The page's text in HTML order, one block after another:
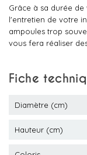
Grâce à sa durée
l'entretien de votre
ampoules trop
vous fera réaliser
Fiche
Diamètre (cm)
Hauteur (cm)